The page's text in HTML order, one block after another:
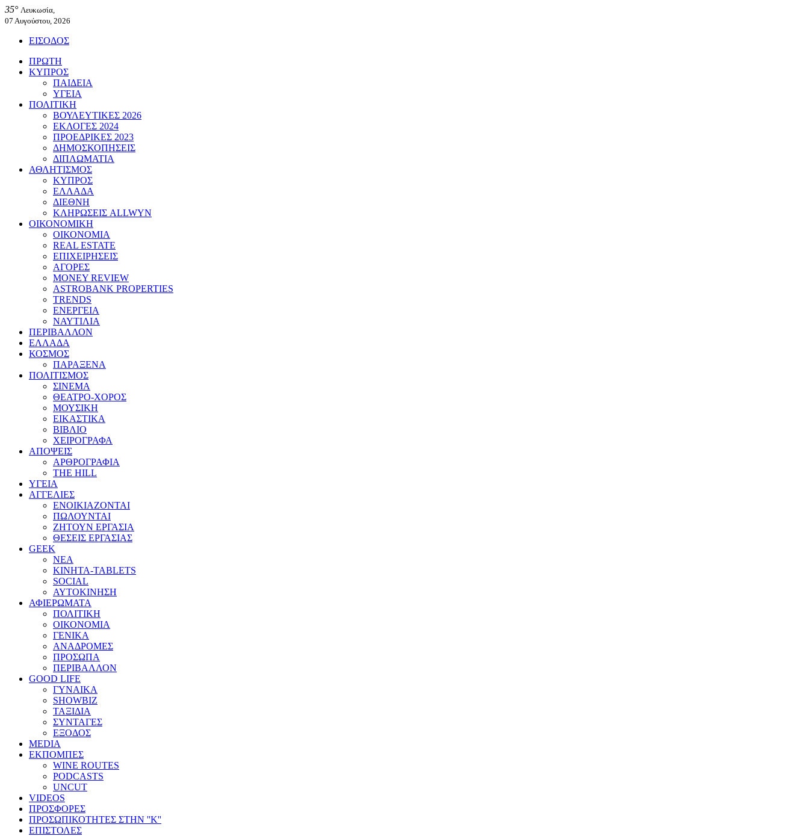
35° Λευκωσία,
07 Αυγούστου, 2026
ΕΙΣΟΔΟΣ
ΠΡΩΤΗ
ΚΥΠΡΟΣ
ΠΑΙΔΕΙΑ
ΥΓΕΙΑ
ΠΟΛΙΤΙΚΗ
ΒΟΥΛΕΥΤΙΚΕΣ 2026
ΕΚΛΟΓΕΣ 2024
ΠΡΟΕΔΡΙΚΕΣ 2023
ΔΗΜΟΣΚΟΠΗΣΕΙΣ
ΔΙΠΛΩΜΑΤΙΑ
ΑΘΛΗΤΙΣΜΟΣ
ΚΥΠΡΟΣ
ΕΛΛΑΔΑ
ΔΙΕΘΝΗ
ΚΛΗΡΩΣΕΙΣ ALLWYN
ΟΙΚΟΝΟΜΙΚΗ
ΟΙΚΟΝΟΜΙΑ
REAL ESTATE
ΕΠΙΧΕΙΡΗΣΕΙΣ
ΑΓΟΡΕΣ
MONEY REVIEW
ASTROBANK PROPERTIES
TRENDS
ΕΝΕΡΓΕΙΑ
ΝΑΥΤΙΛΙΑ
ΠΕΡΙΒΑΛΛΟΝ
ΕΛΛΑΔΑ
ΚΟΣΜΟΣ
ΠΑΡΑΞΕΝΑ
ΠΟΛΙΤΙΣΜΟΣ
ΣΙΝΕΜΑ
ΘΕΑΤΡΟ-ΧΟΡΟΣ
ΜΟΥΣΙΚΗ
ΕΙΚΑΣΤΙΚΑ
ΒΙΒΛΙΟ
ΧΕΙΡΟΓΡΑΦΑ
ΑΠΟΨΕΙΣ
ΑΡΘΡΟΓΡΑΦΙΑ
THE HILL
ΥΓΕΙΑ
ΑΓΓΕΛΙΕΣ
ΕΝΟΙΚΙΑΖΟΝΤΑΙ
ΠΩΛΟΥΝΤΑΙ
ΖΗΤΟΥΝ ΕΡΓΑΣΙΑ
ΘΕΣΕΙΣ ΕΡΓΑΣΙΑΣ
GEEK
ΝΕΑ
ΚΙΝΗΤΑ-TABLETS
SOCIAL
ΑΥΤΟΚΙΝΗΣΗ
ΑΦΙΕΡΩΜΑΤΑ
ΠΟΛΙΤΙΚΗ
ΟΙΚΟΝΟΜΙΑ
ΓΕΝΙΚΑ
ΑΝΑΔΡΟΜΕΣ
ΠΡΟΣΩΠΑ
ΠΕΡΙΒΑΛΛΟΝ
GOOD LIFE
ΓΥΝΑΙΚΑ
SHOWBIZ
ΤΑΞΙΔΙΑ
ΣΥΝΤΑΓΕΣ
ΕΞΟΔΟΣ
MEDIA
ΕΚΠΟΜΠΕΣ
WINE ROUTES
PODCASTS
UNCUT
VIDEOS
ΠΡΟΣΦΟΡΕΣ
ΠΡΟΣΩΠΙΚΟΤΗΤΕΣ ΣΤΗΝ ''Κ''
ΕΠΙΣΤΟΛΕΣ